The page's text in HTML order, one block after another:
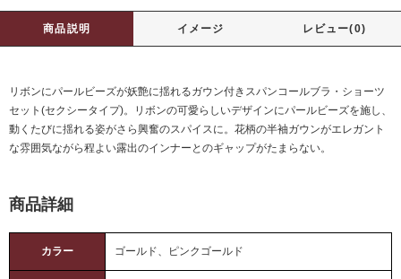
商品説明 イメージ レビュー(0)
リボンにパールビーズが妖艶に揺れるガウン付きスパンコールブラ・ショーツ
セット(セクシータイプ)。リボンの可愛らしいデザインにパールビーズを施し、
動くたびに揺れる姿がさら興奮のスパイスに。花柄の半袖ガウンがエレガント
な雰囲気ながら程よい露出のインナーとのギャップがたまらない。
商品詳細
カラー ゴールド、ピンクゴールド